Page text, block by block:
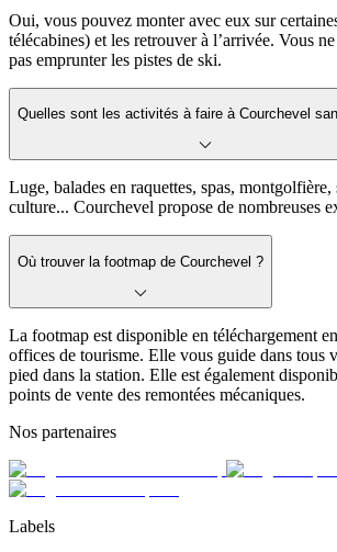
Oui, vous pouvez monter avec eux sur
télécabines) et les retrouver à l’arrivée. Vous
pas emprunter les pistes de ski.
Quelles sont les activités à faire à Courchevel
Luge, balades en raquettes, spas, montgolfière,
culture... Courchevel propose de nombreuses
Où trouver la footmap de Courchevel ?
La footmap est disponible en téléchargement
offices de tourisme. Elle vous guide dans tous
pied dans la station. Elle est également
points de vente des remontées mécaniques.
Nos partenaires
Labels